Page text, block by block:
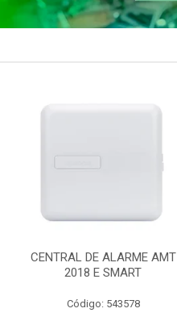
CENTRAL DE ALARME AMT
2018 E SMART
Código: 543578